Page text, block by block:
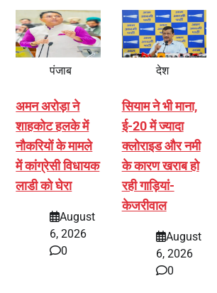
पंजाब
अमन अरोड़ा ने
शाहकोट हलके में
नौकरियों के मामले
में कांग्रेसी विधायक
लाडी को घेरा
August
6, 2026
0
देश
सियाम ने भी माना,
ई-20 में ज्यादा
क्लोराइड और नमी
के कारण खराब हो
रही गाड़ियां-
केजरीवाल
August
6, 2026
0